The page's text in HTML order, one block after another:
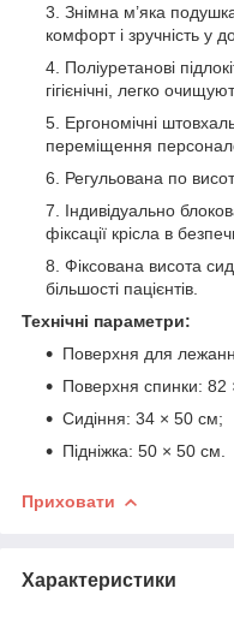
Знімна м’яка
комфорт і зручність у
Поліуретанові
гігієнічні, легко
Ергономічні
переміщення
Регульована по
Індивідуально
фіксації крісла в
Фіксована висота
більшості пацієнтів.
Технічні параметри:
Поверхня для
Поверхня спинки: 82
Сидіння: 34 × 50 см;
Підніжка: 50 × 50 см.
Приховати
Характеристики